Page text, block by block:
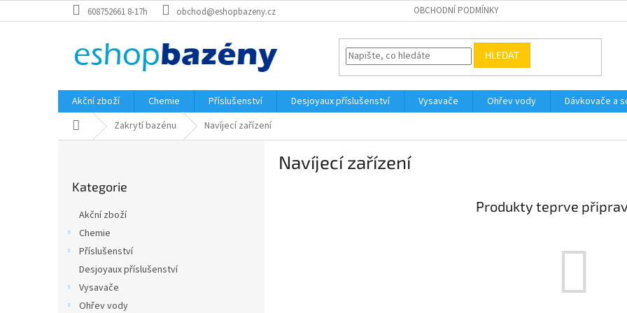
na
608752661 8-17h obchod@eshopbazeny.cz OBCHODNÍ PODMÍNKY
HLEDAT
Akční zboží Chemie Příslušenství Desjoyaux příslušenství Vysavače Ohřev vody Dávkovače a
Domů Zakrytí bazénu Navíjecí zařízení
kategorie
Kategorie
Akční zboží
Chemie
Příslušenství
Desjoyaux příslušenství
Vysavače
Ohřev vody
Navíjecí zařízení
Produkty teprve